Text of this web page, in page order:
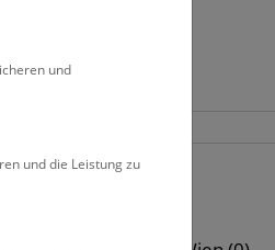
und
und die Leistung zu